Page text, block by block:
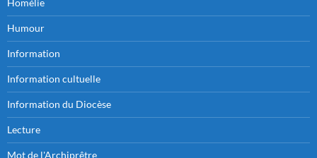
Humour
Information
Information cultuelle
Information du Diocèse
Lecture
Mot de l'Archiprêtre